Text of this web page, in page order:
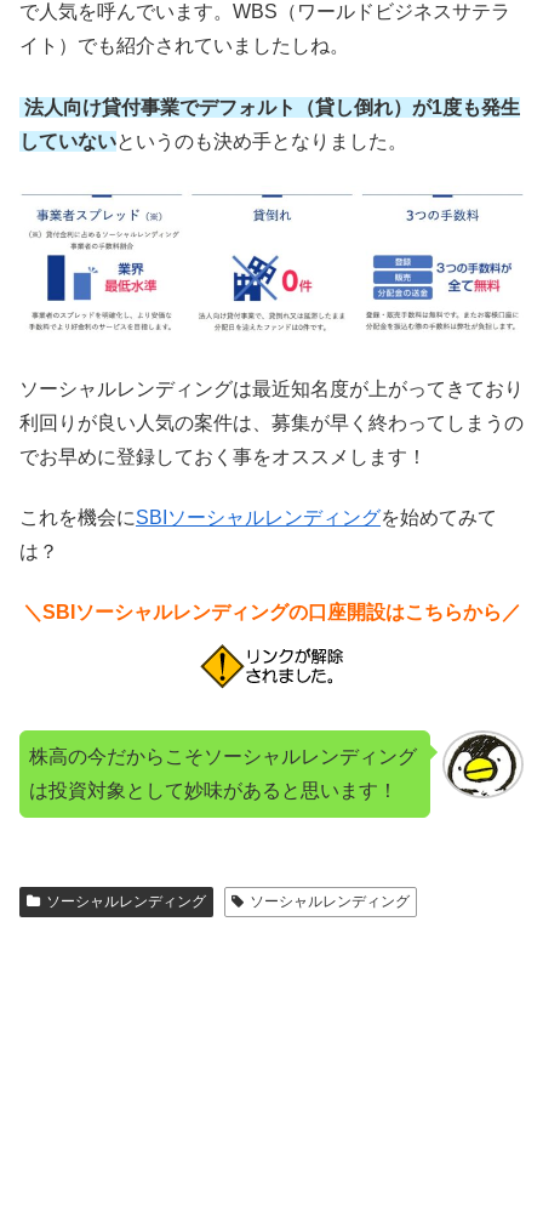
で人気を呼んでいます。WBS（ワールドビジネスサテラ
イト）でも紹介されていましたしね。
法人向け貸付事業でデフォルト（貸し倒れ）が1度も発生
していないというのも決め手となりました。
ソーシャルレンディングは最近知名度が上がってきており
利回りが良い人気の案件は、募集が早く終わってしまうの
でお早めに登録しておく事をオススメします！
これを機会にSBIソーシャルレンディングを始めてみて
は？
＼SBIソーシャルレンディングの口座開設はこちらから／
株高の今だからこそソーシャルレンディング
は投資対象として妙味があると思います！
ソーシャルレンディング ソーシャルレンディング